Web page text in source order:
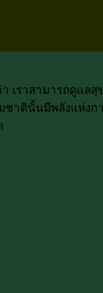
เราสามารถดูแลสุ
าตินั้นมีพลังแห่งก